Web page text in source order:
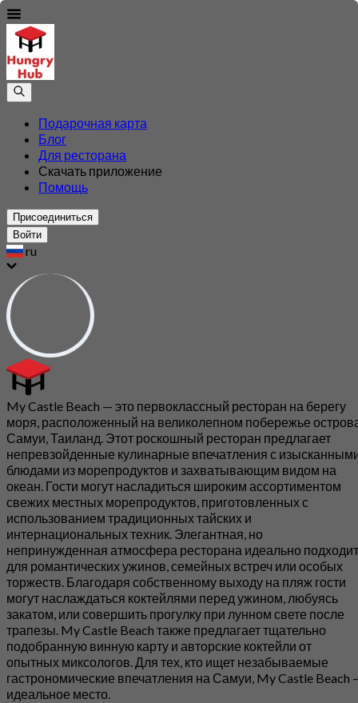
Подарочная карта
Блог
Для ресторана
Скачать приложение
Помощь
Присоединиться
Войти
ru
My Castle Beach — это первоклассный ресторан на берегу
моря, расположенный на великолепном побережье
Самуи, Таиланд. Этот роскошный ресторан предлагает
непревзойденные кулинарные впечатления с
блюдами из морепродуктов и захватывающим видом на
океан. Гости могут насладиться широким ассортиментом
свежих местных морепродуктов, приготовленных с
использованием традиционных тайских и
интернациональных техник. Элегантная, но
непринужденная атмосфера ресторана идеально подходит
для романтических ужинов, семейных встреч или особых
торжеств. Благодаря собственному выходу на пляж гости
могут наслаждаться коктейлями перед ужином, любуясь
закатом, или совершить прогулку при лунном свете после
трапезы. My Castle Beach также предлагает тщательно
подобранную винную карту и авторские коктейли от
опытных миксологов. Для тех, кто ищет незабываемые
гастрономические впечатления на Самуи, My Castle Beach
идеальное место.